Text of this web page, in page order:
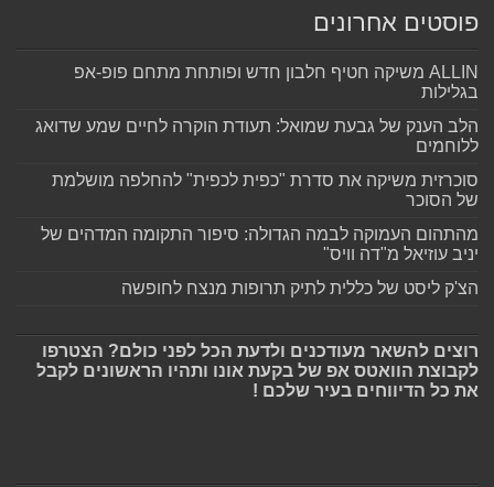
פוסטים אחרונים
ALLIN משיקה חטיף חלבון חדש ופותחת מתחם פופ-אפ
בגלילות
הלב הענק של גבעת שמואל: תעודת הוקרה לחיים שמע שדואג
ללוחמים
סוכרזית משיקה את סדרת "כפית לכפית" להחלפה מושלמת
של הסוכר
מהתהום העמוקה לבמה הגדולה: סיפור התקומה המדהים של
יניב עוזיאל מ"דה וויס"
הצ'ק ליסט של כללית לתיק תרופות מנצח לחופשה
רוצים להשאר מעודכנים ולדעת הכל לפני כולם? הצטרפו
לקבוצת הוואטס אפ של בקעת אונו ותהיו הראשונים לקבל
את כל הדיווחים בעיר שלכם !